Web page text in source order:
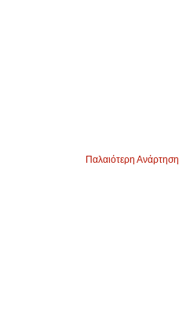
Παλαιότερη Ανάρτηση